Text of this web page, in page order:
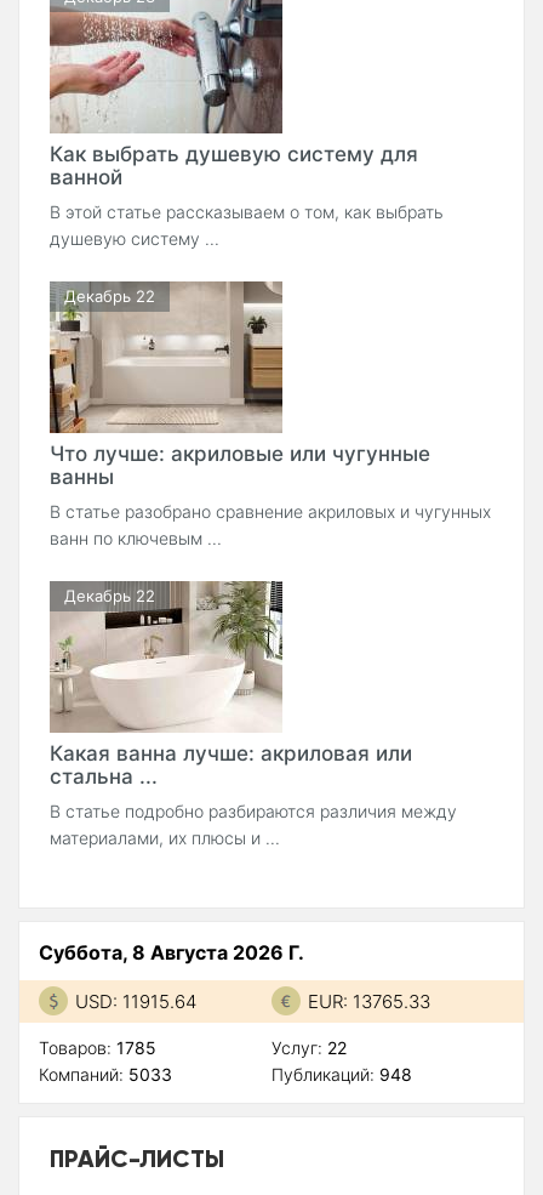
Как выбрать душевую систему для
ванной
В этой статье рассказываем о том, как выбрать
душевую систему ...
Декабрь 22
Что лучше: акриловые или чугунные
ванны
В статье разобрано сравнение акриловых и чугунных
ванн по ключевым ...
Декабрь 22
Какая ванна лучше: акриловая или
стальна ...
В статье подробно разбираются различия между
материалами, их плюсы и ...
Суббота, 8 Августа 2026 Г.
USD: 11915.64 EUR: 13765.33
Товаров: 1785
Компаний: 5033
Услуг: 22
Публикаций: 948
ПРАЙС-ЛИСТЫ